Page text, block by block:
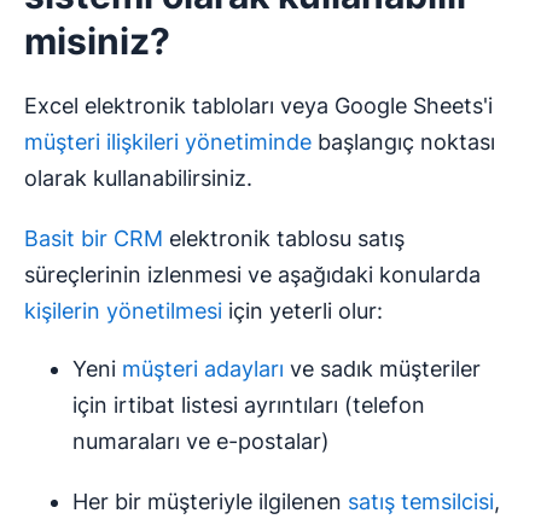
aktar”'ı seçmesi gerekir. Verileri, CSV dosyası (bir
satırda virgüllerin değerleri ayırdığı bir metin dosyası)
misiniz?
Excel elektronik tabloları veya Google Sheets'i
müşteri ilişkileri yönetiminde başlangıç noktası
olarak kullanabilirsiniz.
Basit bir CRM elektronik tablosu satış
süreçlerinin izlenmesi ve aşağıdaki konularda
kişilerin yönetilmesi için yeterli olur:
Yeni müşteri adayları ve sadık müşteriler
için irtibat listesi ayrıntıları (telefon
numaraları ve e-postalar)
Her bir müşteriyle ilgilenen satış temsilcisi,